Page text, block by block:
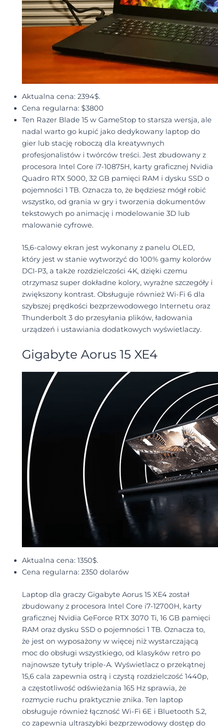
Aktualna cena: 2394$.
Cena regularna: $3800
Ten Razer Blade 15 w GameStop to starsza wersja, ale
nadal warto go kupić jako dedykowany laptop do
gier lub stację roboczą dla kreatywnych
profesjonalistów i twórców treści. Jest zbudowany z
procesora Intel Core i7-10875H, karty graficznej Nvidia
Quadro RTX 5000, 32 GB pamięci RAM i dysku SSD o
pojemności 1 TB. Oznacza to, że będziesz mógł robić
wszystko, od grania w gry i tworzenia dokumentów
tekstowych po animację i modelowanie 3D lub
malowanie cyfrowe.
15,6-calowy ekran jest wykonany z panelu OLED,
który jest w stanie wytworzyć do 100% gamy kolorów
DCI-P3, a także rozdzielczości 4K, dzięki czemu
otrzymasz super dokładne kolory, wyraźne szczegóły i
zwiększony kontrast. Obsługuje również Wi-Fi 6 dla
szybszej prędkości bezprzewodowego Internetu oraz
Thunderbolt 3 do przesyłania plików, ładowania
urządzeń i ustawiania dodatkowych wyświetlaczy.
Gigabyte Aorus 15 XE4
Aktualna cena: 1350$.
Cena regularna: 2350 dolarów
Laptop dla graczy Gigabyte Aorus 15 XE4 został
zbudowany z procesora Intel Core i7-12700H, karty
graficznej Nvidia GeForce RTX 3070 Ti, 16 GB pamięci
RAM oraz dysku SSD o pojemności 1 TB. Oznacza to,
że jest on wyposażony w więcej niż wystarczającą
moc do obsługi wszystkiego, od klasyków retro po
najnowsze tytuły triple-A. Wyświetlacz o przekątnej
15,6 cala zapewnia ostrą i czystą rozdzielczość 1440p,
a częstotliwość odświeżania 165 Hz sprawia, że
rozmycie ruchu praktycznie znika. Ten laptop
obsługuje również łączność Wi-Fi 6E i Bluetooth 5.2,
co zapewnia ultraszybki bezprzewodowy dostęp do